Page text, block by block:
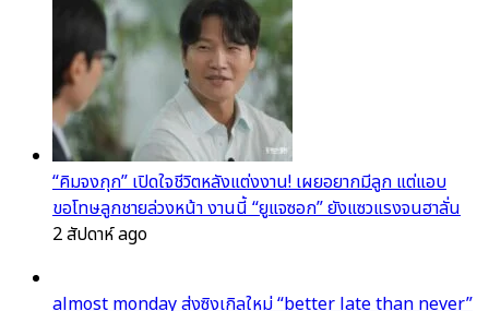
“คิมจงกุก” เปิดใจชีวิตหลังแต่งงาน! เผยอยากมีลูก แต่แอบ
ขอโทษลูกชายล่วงหน้า งานนี้ “ยูแจซอก” ยังแซวแรงจนฮาลั่น
2 สัปดาห์ ago
almost monday ส่งซิงเกิลใหม่ “better late than never”